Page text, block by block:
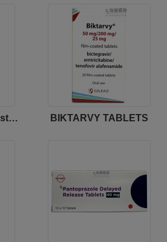
德國漢寶腦活素 Brainstemact BIKTARVY TABLETS